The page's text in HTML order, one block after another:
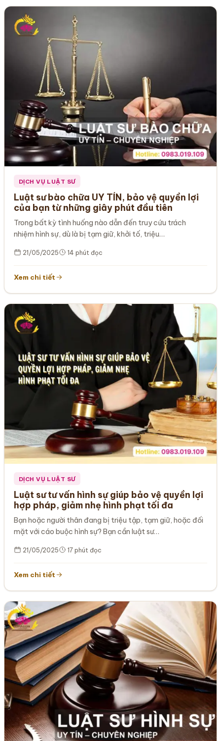
DỊCH VỤ LUẬT SƯ
Luật sư bào chữa UY TÍN, bảo vệ quyền lợi
của bạn từ những giây phút đầu tiên
Trong bất kỳ tình huống nào dẫn đến truy cứu trách
nhiệm hình sự, dù là bị tạm giữ, khởi tố, triệu…
21/05/2025 14 phút đọc
Xem chi tiết
DỊCH VỤ LUẬT SƯ
Luật sư tư vấn hình sự giúp bảo vệ quyền lợi
hợp pháp, giảm nhẹ hình phạt tối đa
Bạn hoặc người thân đang bị triệu tập, tạm giữ, hoặc đối
mặt với cáo buộc hình sự? Bạn cần luật sư…
21/05/2025 17 phút đọc
Xem chi tiết